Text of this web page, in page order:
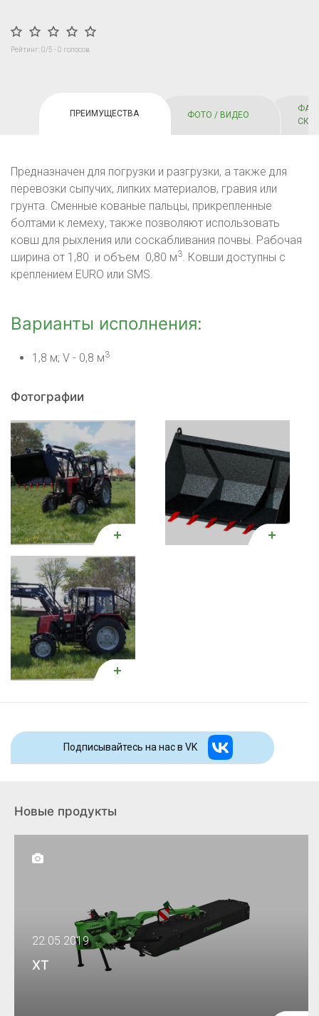
Рейтинг:0/5 -0 голосов
ФОТО / ВИДЕО
ПРЕИМУЩЕСТВА
Предназначен для погрузки и разгрузки, а также для
перевозки сыпучих, липких материалов, гравия или
грунта. Сменные кованые пальцы, прикрепленные
болтами к лемеху, также позволяют использовать
ковш для рыхления или соскабливания почвы. Рабочая
ширина от 1,80 и объем 0,80 м3. Ковши доступны с
креплением EURO или SMS.
Варианты исполнения:
1,8 м; V - 0,8 м3
Фотографии
Подписывайтесь на наc в VK
Новые продукты
22.05.2019
XT